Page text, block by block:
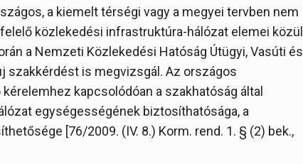
a kiemelt térségi vagy a megyei tervben nem
közlekedési infrastruktúra-hálózat elemei közül
a Nemzeti Közlekedési Hatóság Útügyi, Vasúti és
szakkérdést is megvizsgál. Az országos
kapcsolódóan a szakhatóság által
egységességének biztosíthatósága, a
[76/2009. (IV. 8.) Korm. rend. 1. § (2) bek.,